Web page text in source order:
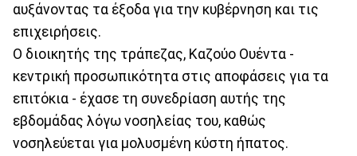
αυξάνοντας τα έξοδα για την κυβέρνηση και τις
επιχειρήσεις.
Ο διοικητής της τράπεζας, Καζούο Ουέντα -
κεντρική προσωπικότητα στις αποφάσεις για τα
επιτόκια - έχασε τη συνεδρίαση αυτής της
εβδομάδας λόγω νοσηλείας του, καθώς
νοσηλεύεται για μολυσμένη κύστη ήπατος.